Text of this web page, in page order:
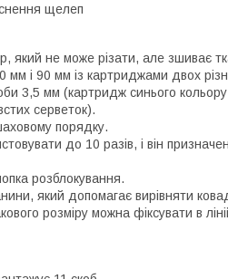
щелеп
який не може різати, але зшиває
і 90 мм із картриджами двох
3,5 мм (картридж синього
серветок).
порядку.
до 10 разів, і він
розблокування.
який допомагає вирівняти
розміру можна фіксувати в